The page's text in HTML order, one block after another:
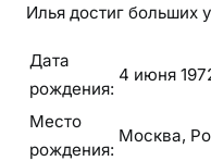
Илья достиг больших
Дата
рождения:
4 июня
Место
рождения:
Москва,